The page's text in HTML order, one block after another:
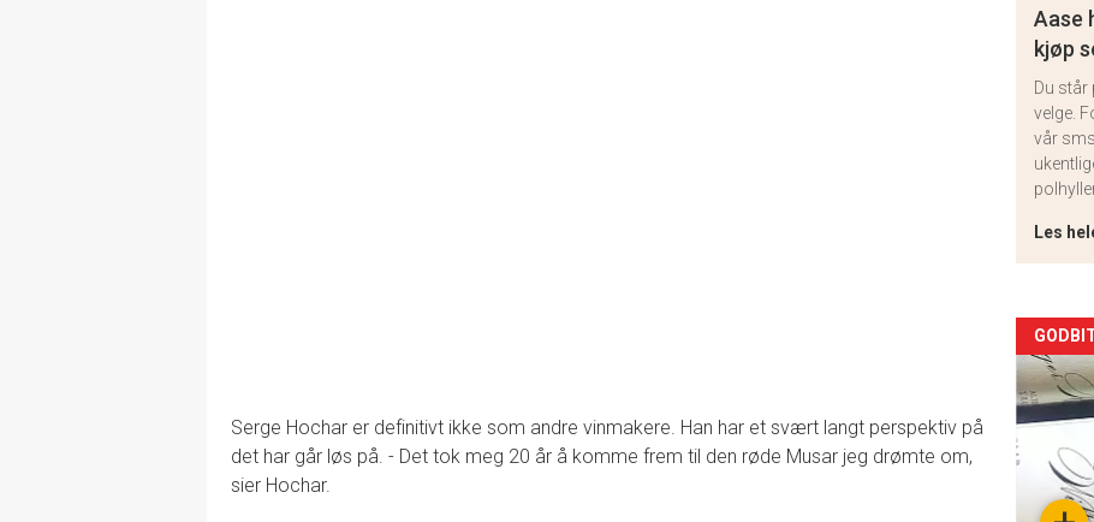
Serge Hochar er definitivt ikke som andre vinmakere. Han har et svært langt perspektiv på
det har går løs på. - Det tok meg 20 år å komme frem til den røde Musar jeg drømte om,
sier Hochar.
Aase
kjøp
Du står
velge.
vår
Les
-